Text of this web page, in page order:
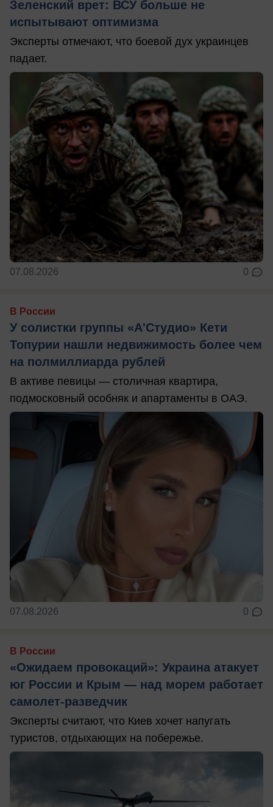
Зеленский врет: ВСУ больше не
испытывают оптимизма
Эксперты отмечают, что боевой дух украинцев
падает.
07.08.2026 0
В России
У солистки группы «А'Студио» Кети
Топурии нашли недвижимость более чем
на полмиллиарда рублей
В активе певицы — столичная квартира,
подмосковный особняк и апартаменты в ОАЭ.
07.08.2026 0
В России
«Ожидаем провокаций»: Украина атакует
юг России и Крым — над морем работает
самолет-разведчик
Эксперты считают, что Киев хочет напугать
туристов, отдыхающих на побережье.